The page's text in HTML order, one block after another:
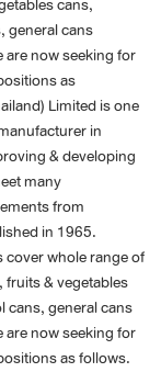
general cans
are now seeking for
as
Limited is one
in
& developing
many
from
in 1965.
whole range of
fruits & vegetables
cans, general cans
are now seeking for
as follows.